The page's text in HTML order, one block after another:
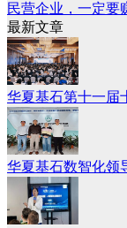
民营企业，一定要
最新文章
华夏基石第十一届
华夏基石数智化领